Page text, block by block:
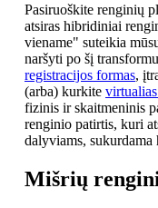
Pasiruoškite renginių
atsiras hibridiniai
viename" suteikia
naršyti po šį
registracijos formas,
(arba) kurkite
fizinis ir skaitmeninis
renginio patirtis, kuri
dalyviams,
Mišrių